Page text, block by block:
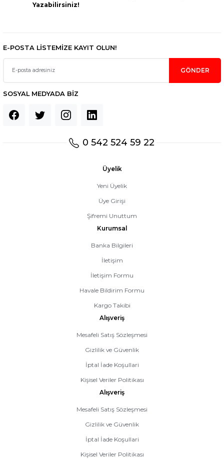
Yazabilirsiniz!
E-POSTA LİSTEMİZE KAYIT OLUN!
GÖNDER
SOSYAL MEDYADA BİZ
0 542 524 59 22
Üyelik
Yeni Üyelik
Üye Girişi
Şifremi Unuttum
Kurumsal
Banka Bilgileri
İletişim
İletişim Formu
Havale Bildirim Formu
Kargo Takibi
Alışveriş
Mesafeli Satış Sözleşmesi
Gizlilik ve Güvenlik
İptal İade Koşullari
Kişisel Veriler Politikası
Alışveriş
Mesafeli Satış Sözleşmesi
Gizlilik ve Güvenlik
İptal İade Koşullari
Kişisel Veriler Politikası